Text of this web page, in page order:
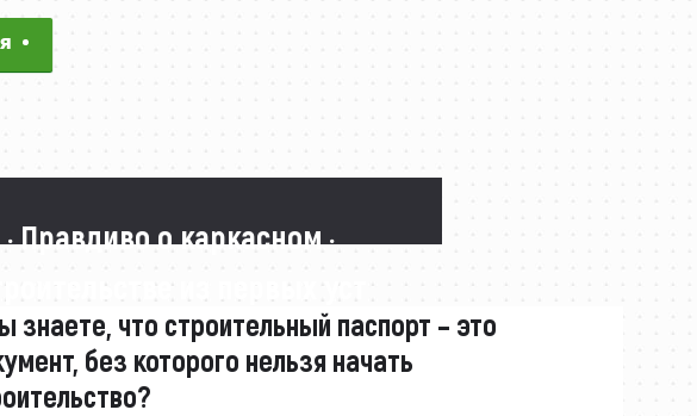
· Правдиво о каркасном ·
знаете, что строительный паспорт – это
без которого нельзя начать